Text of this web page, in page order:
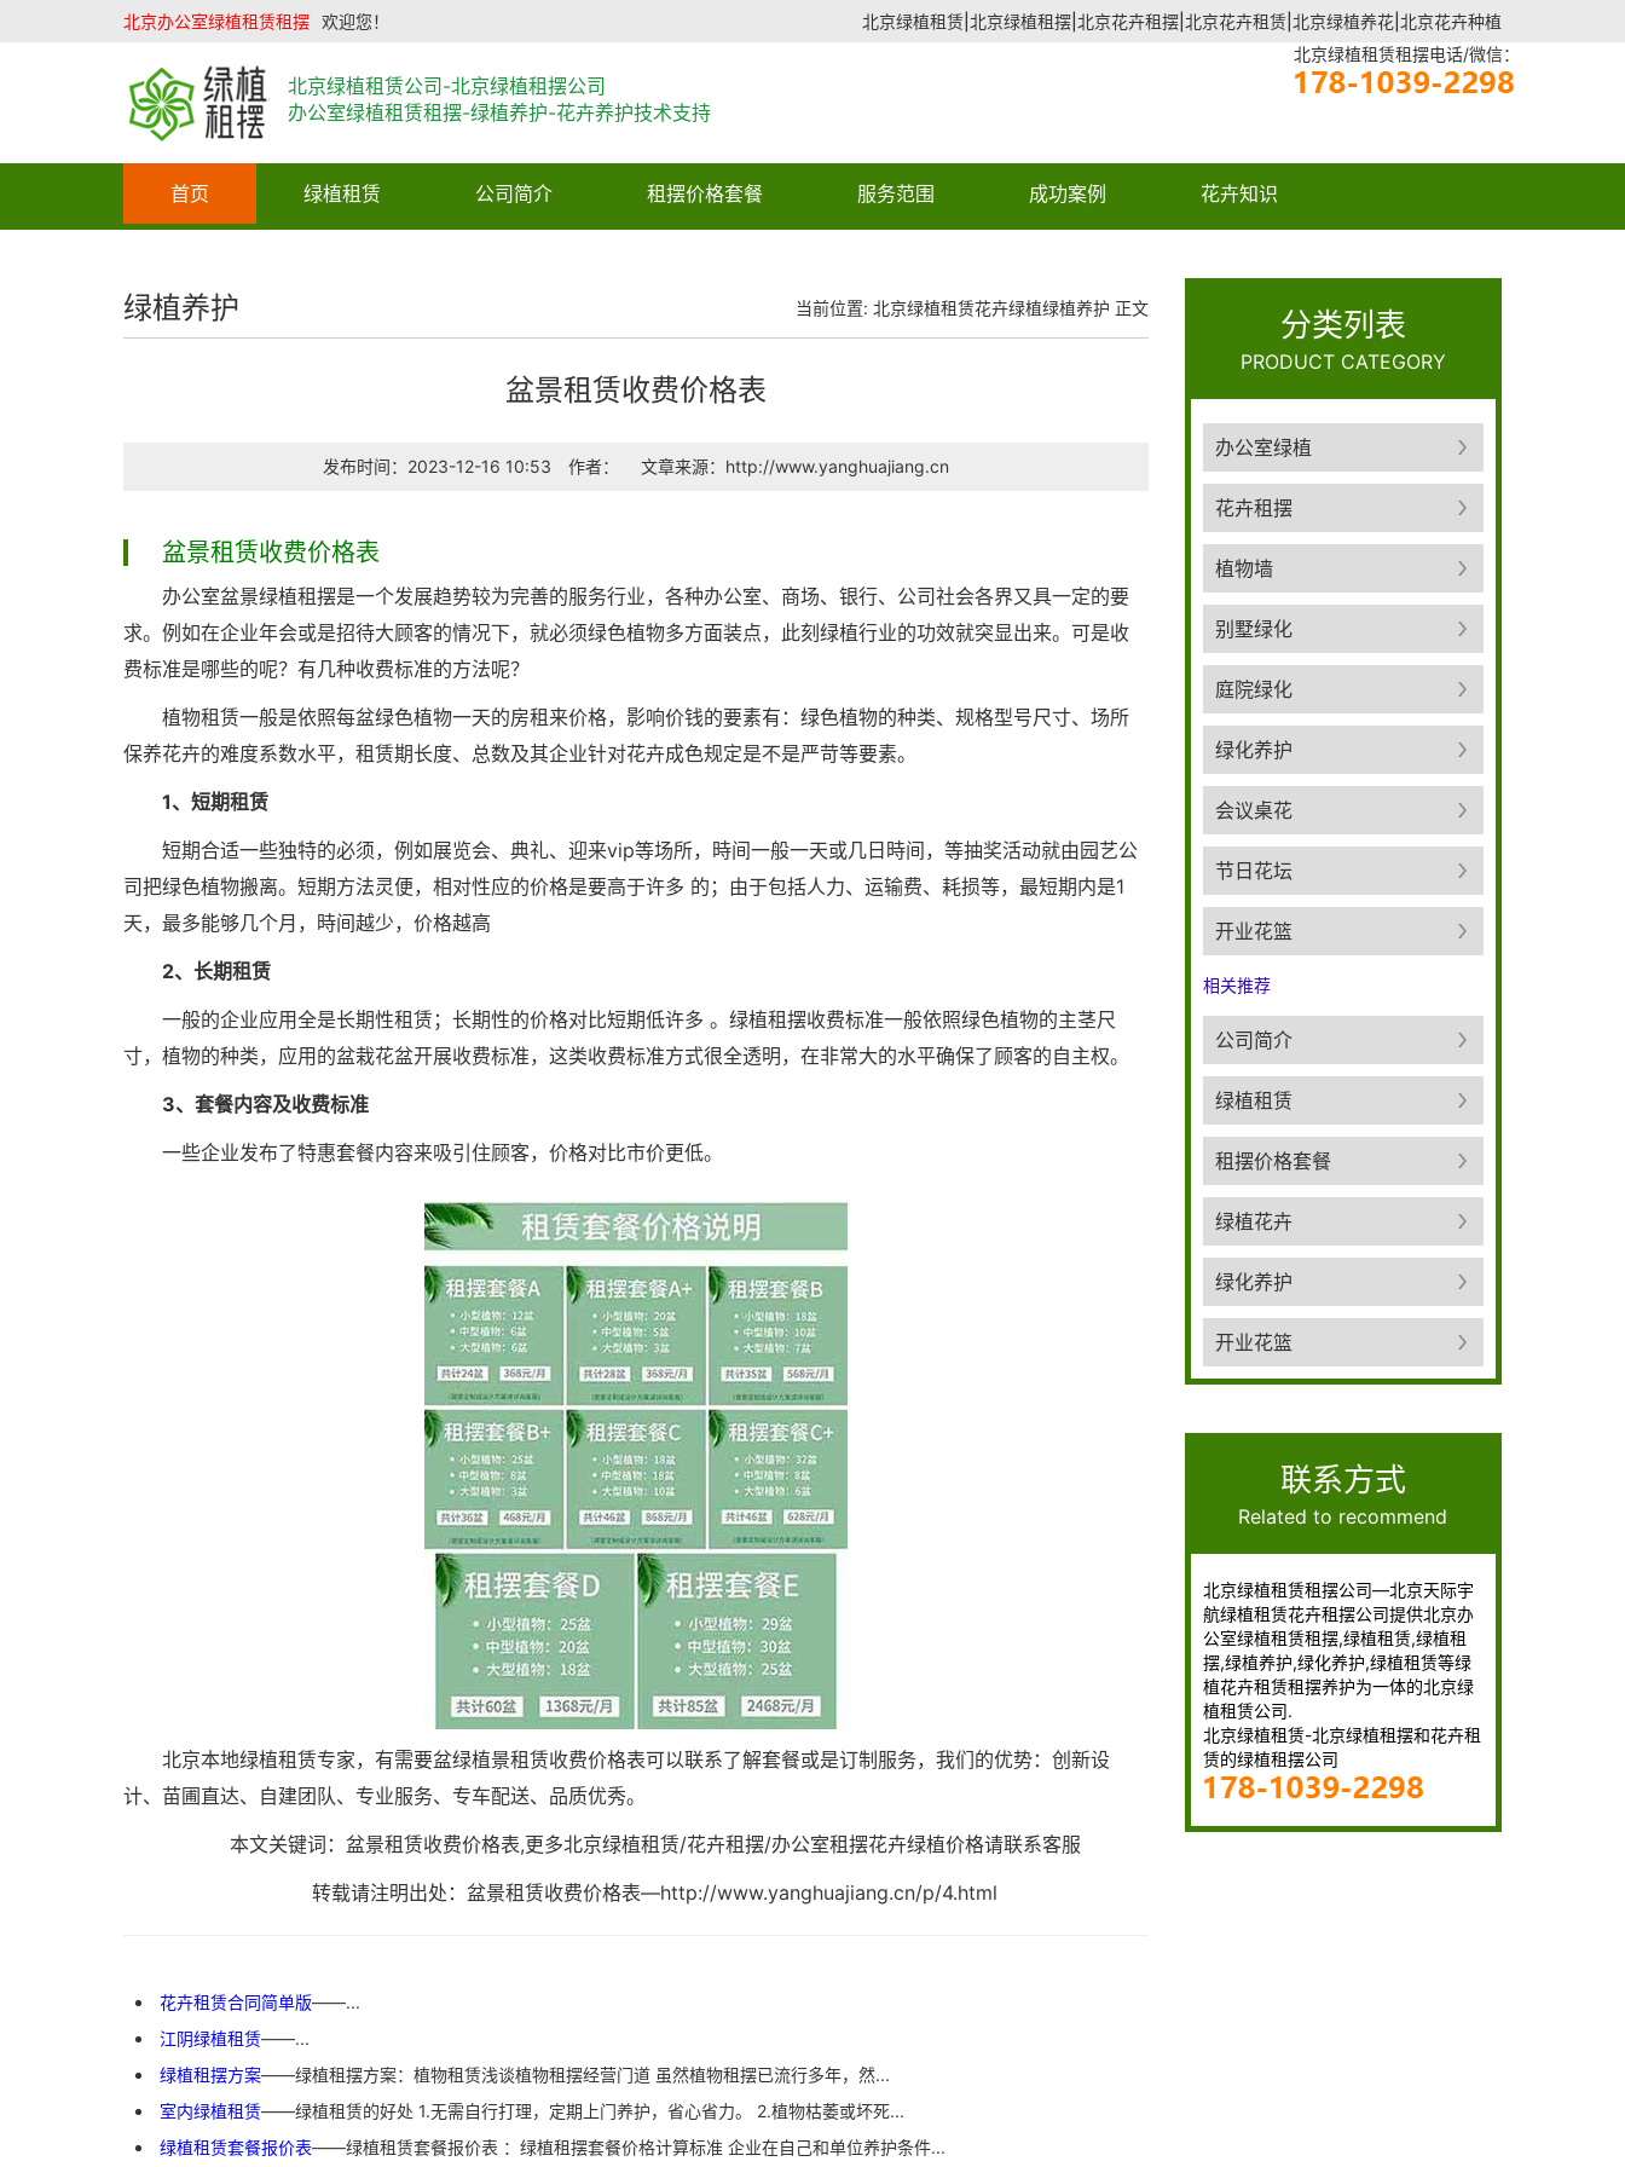
北京办公室绿植租赁租摆 欢迎您！ 北京绿植租赁|北京绿植租摆|北京花卉租摆|北京花卉租赁|北京绿植养花|北京花卉种植
北京绿植租赁公司-北京绿植租摆公司
办公室绿植租赁租摆-绿植养护-花卉养护技术支持
北京绿植租赁租摆电话/微信：
首页 绿植租赁 公司简介 租摆价格套餐 服务范围 成功案例 花卉知识
绿植养护 当前位置: 北京绿植租赁花卉绿植绿植养护 正文
盆景租赁收费价格表
发布时间：2023-12-16 10:53 作者： 文章来源：http://www.yanghuajiang.cn
盆景租赁收费价格表
办公室盆景绿植租摆是一个发展趋势较为完善的服务行业，各种办公室、商场、银行、公司社会各界又具一定的要
求。例如在企业年会或是招待大顾客的情况下，就必须绿色植物多方面装点，此刻绿植行业的功效就突显出来。可是收
费标准是哪些的呢？有几种收费标准的方法呢？
植物租赁一般是依照每盆绿色植物一天的房租来价格，影响价钱的要素有：绿色植物的种类、规格型号尺寸、场所
保养花卉的难度系数水平，租赁期长度、总数及其企业针对花卉成色规定是不是严苛等要素。
1、短期租赁
短期合适一些独特的必须，例如展览会、典礼、迎来vip等场所，時间一般一天或几日時间，等抽奖活动就由园艺公
司把绿色植物搬离。短期方法灵便，相对性应的价格是要高于许多 的；由于包括人力、运输费、耗损等，最短期内是1
天，最多能够几个月，時间越少，价格越高
2、长期租赁
一般的企业应用全是长期性租赁；长期性的价格对比短期低许多 。绿植租摆收费标准一般依照绿色植物的主茎尺
寸，植物的种类，应用的盆栽花盆开展收费标准，这类收费标准方式很全透明，在非常大的水平确保了顾客的自主权。
3、套餐内容及收费标准
一些企业发布了特惠套餐内容来吸引住顾客，价格对比市价更低。
北京本地绿植租赁专家，有需要盆绿植景租赁收费价格表可以联系了解套餐或是订制服务，我们的优势：创新设
计、苗圃直达、自建团队、专业服务、专车配送、品质优秀。
本文关键词：盆景租赁收费价格表,更多北京绿植租赁/花卉租摆/办公室租摆花卉绿植价格请联系客服
转载请注明出处：盆景租赁收费价格表—http://www.yanghuajiang.cn/p/4.html
花卉租赁合同简单版——...
江阴绿植租赁——...
绿植租摆方案——绿植租摆方案：植物租赁浅谈植物租摆经营门道 虽然植物租摆已流行多年，然...
室内绿植租赁——绿植租赁的好处 1.无需自行打理，定期上门养护，省心省力。 2.植物枯萎或坏死...
绿植租赁套餐报价表——绿植租赁套餐报价表 ：绿植租摆套餐价格计算标准 企业在自己和单位养护条件...
分类列表
PRODUCT CATEGORY
办公室绿植
花卉租摆
植物墙
别墅绿化
庭院绿化
绿化养护
会议桌花
节日花坛
开业花篮
相关推荐
公司简介
绿植租赁
租摆价格套餐
绿植花卉
绿化养护
开业花篮
联系方式
Related to recommend
北京绿植租赁租摆公司—北京天际宇
航绿植租赁花卉租摆公司提供北京办
公室绿植租赁租摆,绿植租赁,绿植租
摆,绿植养护,绿化养护,绿植租赁等绿
植花卉租赁租摆养护为一体的北京绿
植租赁公司.
北京绿植租赁-北京绿植租摆和花卉租
赁的绿植租摆公司